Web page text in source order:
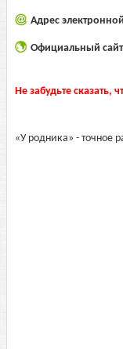
Адрес
Официальный
Не забудьте сказать,
«У родника» - точное